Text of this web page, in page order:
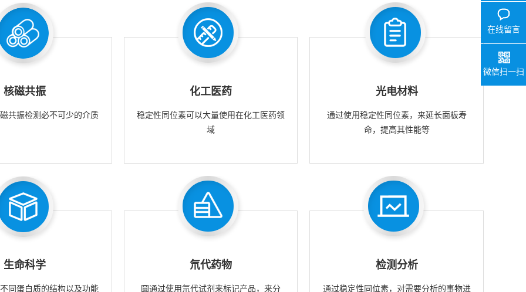
核磁共振
共振检测必不可少的介质
化工医药
稳定性同位素可以大量使用在化工医药领
域
光电材料
通过使用稳定性同位素，来延长面板寿
命，提高其性能等
生命科学
同蛋白质的结构以及功能
氘代药物
圆通过使用氘代试剂来标记产品，来分
检测分析
通过稳定性同位素，对需要分析的事物进
在线留言
微信扫一扫